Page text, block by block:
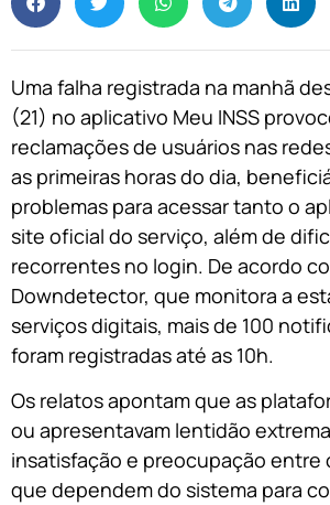
Uma falha registrada na manhã
(21) no aplicativo Meu INSS
reclamações de usuários nas
as primeiras horas do dia,
problemas para acessar tanto o
site oficial do serviço, além de
recorrentes no login. De acordo
Downdetector, que monitora a
serviços digitais, mais de 100
foram registradas até as 10h.
Os relatos apontam que as
ou apresentavam lentidão
insatisfação e preocupação entre
que dependem do sistema para